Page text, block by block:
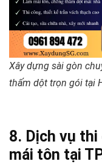
Xây dựng sài gòn
thấm dột trọn gói tại
8. Dịch vụ
mái tôn tại